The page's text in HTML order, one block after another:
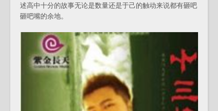
述高中十分的故事无论是数量还是于己的触动来说都有砸吧
砸吧嘴的余地。